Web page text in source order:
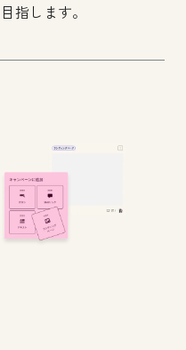
指します。